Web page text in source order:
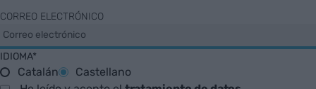
CORREO ELECTRÓNICO
IDIOMA*
Catalán
Castellano